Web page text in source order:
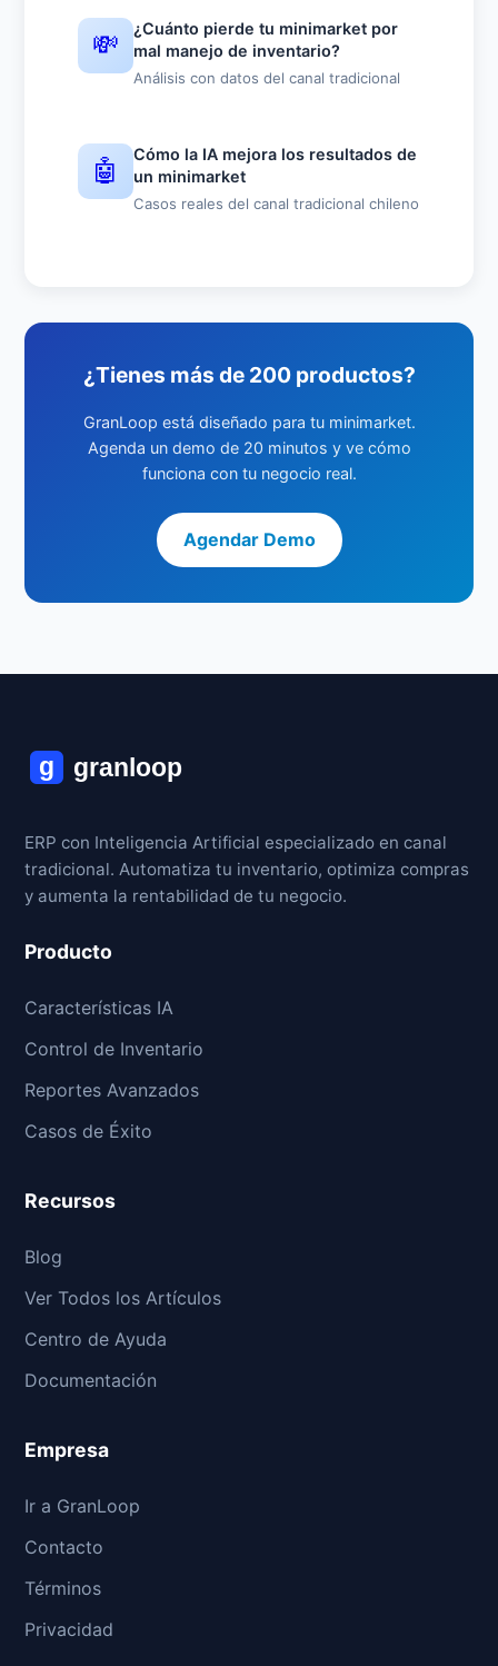
💸
¿Cuánto pierde tu minimarket por
mal manejo de inventario?
Análisis con datos del canal tradicional
🤖
Cómo la IA mejora los resultados de
un minimarket
Casos reales del canal tradicional chileno
¿Tienes más de 200 productos?
GranLoop está diseñado para tu minimarket.
Agenda un demo de 20 minutos y ve cómo
funciona con tu negocio real.
Agendar Demo
ERP con Inteligencia Artificial especializado en canal
tradicional. Automatiza tu inventario, optimiza compras
y aumenta la rentabilidad de tu negocio.
Producto
Características IA
Control de Inventario
Reportes Avanzados
Casos de Éxito
Recursos
Blog
Ver Todos los Artículos
Centro de Ayuda
Documentación
Empresa
Ir a GranLoop
Contacto
Términos
Privacidad